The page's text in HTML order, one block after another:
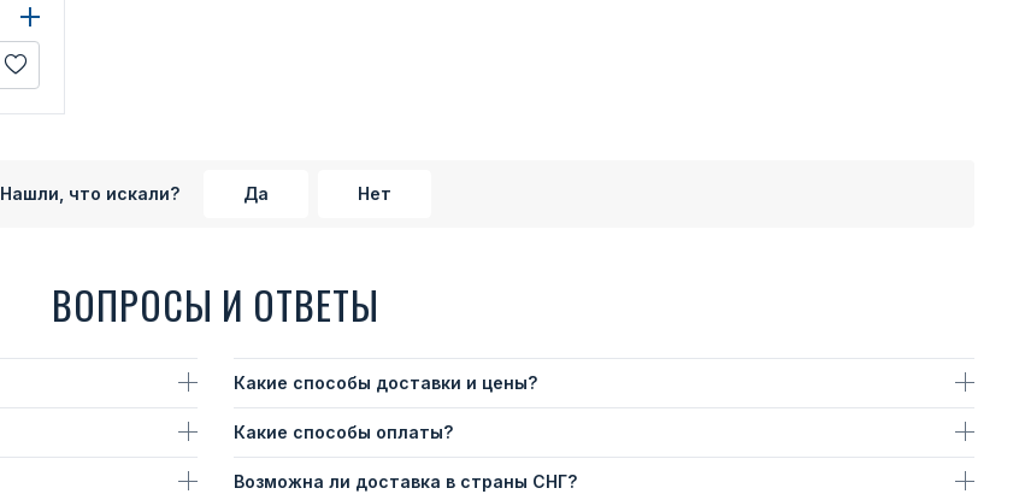
Нашли, что искали? Да Нет
ВОПРОСЫ И ОТВЕТЫ
Какие способы доставки и цены?
Какие способы оплаты?
Возможна ли доставка в страны СНГ?